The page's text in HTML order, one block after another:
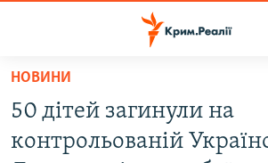
Перейти
основного
матеріалу
ВОДА.КРИМ
ВІДЕО ТА ФОТО
НОВИНИ
50 дітей загинули на
контрольованій